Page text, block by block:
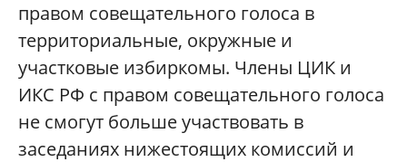
правом совещательного голоса в
территориальные, окружные и
участковые избиркомы. Члены ЦИК и
ИКС РФ с правом совещательного голоса
не смогут больше участвовать в
заседаниях нижестоящих комиссий и